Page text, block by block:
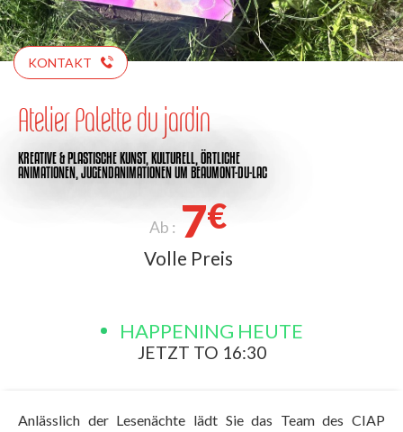
KONTAKT
Atelier Palette du jardin
KREATIVE & PLASTISCHE KUNST, KULTURELL, ÖRTLICHE
ANIMATIONEN, JUGENDANIMATIONENUM BEAUMONT-DU-LAC
Ab : 7€
Volle Preis
HAPPENING HEUTE
JETZT TO 16:30
Anlässlich der Lesenächte lädt Sie das Team des CIAP